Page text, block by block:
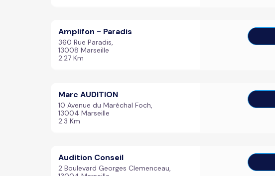
Amplifon - Paradis
360 Rue Paradis,
13008 Marseille
2.27 Km
Marc AUDITION
10 Avenue du Maréchal Foch,
13004 Marseille
2.3 Km
Audition Conseil
2 Boulevard Georges Clemenceau,